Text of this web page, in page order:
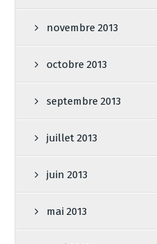
novembre 2013
octobre 2013
septembre 2013
juillet 2013
juin 2013
mai 2013